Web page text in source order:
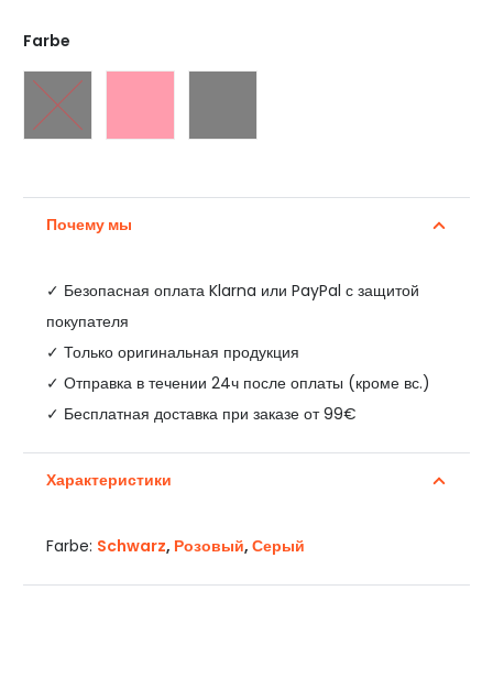
Farbe
Почему мы
✓ Безопасная оплата Klarna или PayPal с защитой
покупателя
✓ Только оригинальная продукция
✓ Отправка в течении 24ч после оплаты (кроме вс.)
✓ Бесплатная доставка при заказе от 99€
Характеристики
Farbe: Schwarz, Розовый, Серый